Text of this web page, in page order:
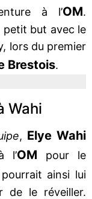
à l’OM.
petit but avec le
lors du premier
Brestois.
Wahi
, Elye Wahi
l’OM pour le
pourrait ainsi lui
de le réveiller.